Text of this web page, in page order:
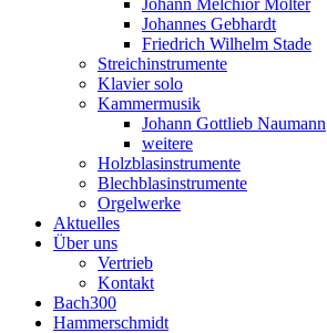
Johann Melchior Molter
Johannes Gebhardt
Friedrich Wilhelm Stade
Streichinstrumente
Klavier solo
Kammermusik
Johann Gottlieb Naumann
weitere
Holzblasinstrumente
Blechblasinstrumente
Orgelwerke
Aktuelles
Über uns
Vertrieb
Kontakt
Bach300
Hammerschmidt